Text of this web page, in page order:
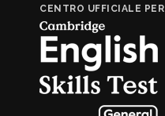
CENTRO UFFICIALE PER